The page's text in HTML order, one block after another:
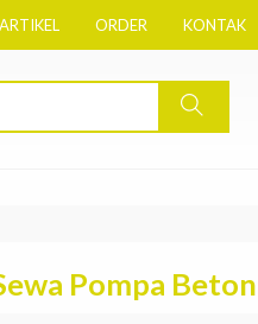
ARTIKEL ORDER KONTAK
Pompa